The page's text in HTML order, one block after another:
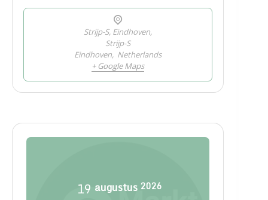
Strijp-S, Eindhoven,
Strijp-S
Eindhoven, Netherlands
+ Google Maps
19 augustus 2026